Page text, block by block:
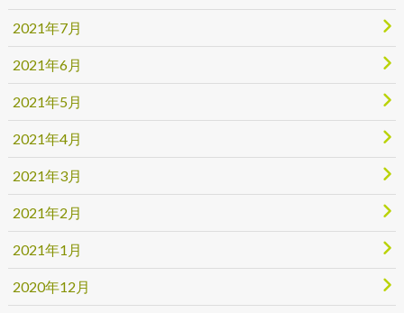
2021年7月
2021年6月
2021年5月
2021年4月
2021年3月
2021年2月
2021年1月
2020年12月